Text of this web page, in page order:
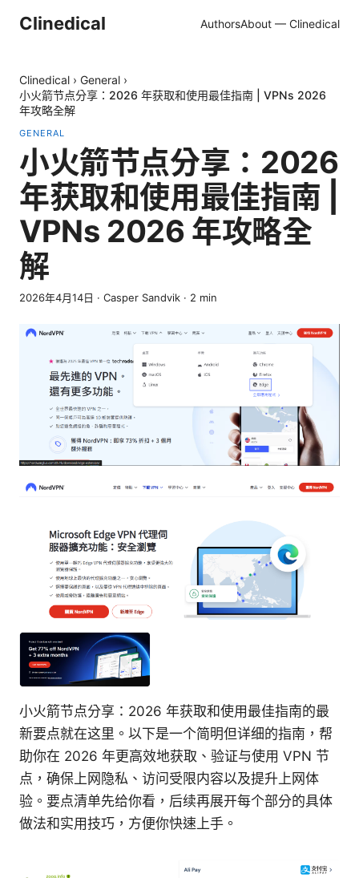
Clinedical AuthorsAbout — Clinedical
Clinedical › General ›
小火箭节点分享：2026 年获取和使用最佳指南 | VPNs 2026
年攻略全解
GENERAL
小火箭节点分享：2026
年获取和使用最佳指南 |
VPNs 2026 年攻略全
解
2026年4月14日 · Casper Sandvik · 2 min
小火箭节点分享：2026 年获取和使用最佳指南的最
新要点就在这里。以下是一个简明但详细的指南，帮
助你在 2026 年更高效地获取、验证与使用 VPN 节
点，确保上网隐私、访问受限内容以及提升上网体
验。要点清单先给你看，后续再展开每个部分的具体
做法和实用技巧，方便你快速上手。